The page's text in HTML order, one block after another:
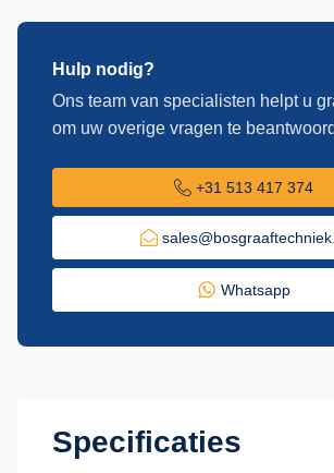
Hulp nodig?
Ons team van specialisten helpt u
om uw overige vragen te
+31 513 417 374
Whatsapp
Specificaties